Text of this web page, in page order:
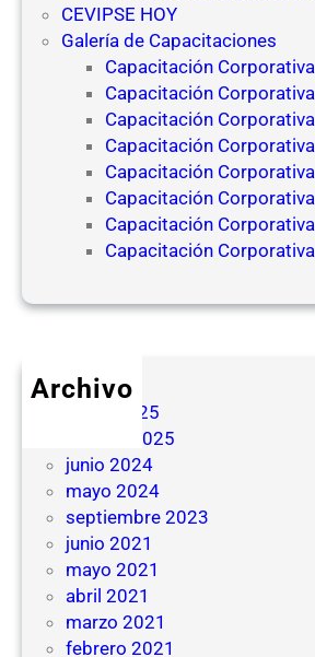
CEVIPSE HOY
Galería de Capacitaciones
Capacitación Corporativa
Capacitación Corporativa
Capacitación Corporativa
Capacitación Corporativa
Capacitación Corporativa
Capacitación Corporativa
Capacitación Corporativa
Capacitación Corporativa
Archivo
mayo 2025
febrero 2025
junio 2024
mayo 2024
septiembre 2023
junio 2021
mayo 2021
abril 2021
marzo 2021
febrero 2021